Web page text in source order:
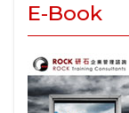
E-Book